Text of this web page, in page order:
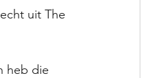
uit The
heb die